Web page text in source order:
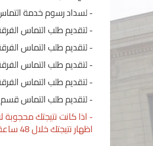
- لسداد رسوم خدمة
- لتقديم طلب التماس
- لتقديم طلب التماس الفرقة
- لتقديم طلب التماس الفرقة
- لتقديم طلب التماس
- لتقديم طلب التماس قسم
- اذا كانت نتيجتك
اظهار نتيجتك خلال 48 ساعة